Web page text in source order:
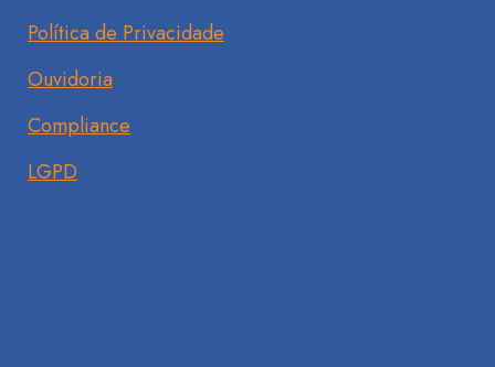
Política de Privacidade
Ouvidoria
Compliance
LGPD